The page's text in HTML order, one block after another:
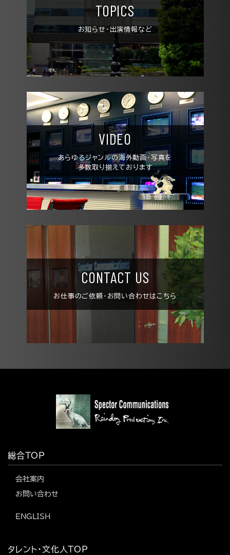
TOPICS
お知らせ・出演情報など
VIDEO
あらゆるジャンルの海外動画・写真を
多数取り揃えております
CONTACT US
お仕事のご依頼・お問い合わせは こちら
総合TOP
会社案内
お問い合わせ
ENGLISH
タレント・文化人TOP